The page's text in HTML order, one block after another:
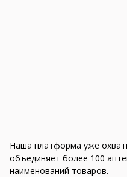
Наша платформа уже
объединяет более 100
наименований товаров.